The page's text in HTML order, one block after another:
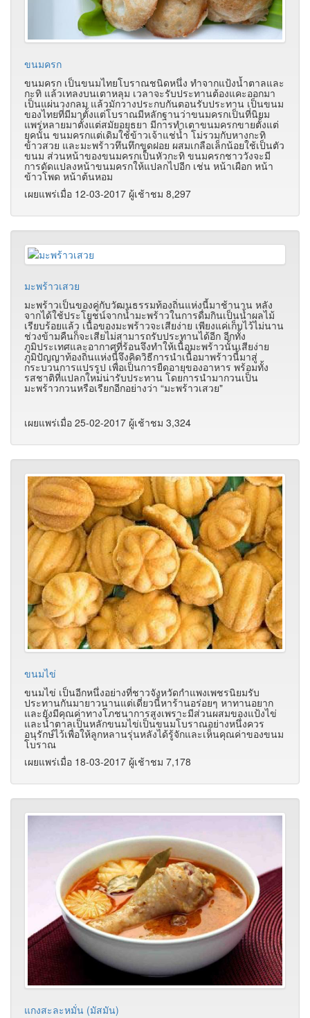
ขนมครก
ขนมครก เป็นขนมไทยโบราณชนิดหนึ่ง ทำจากแป้งน้ำตาลและ
กะทิ แล้วเทลงบนเตาหลุม เวลาจะรับประทานต้องแคะออกมา
เป็นแผ่นวงกลม แล้วมักวางประกบกันตอนรับประทาน เป็นขนม
ของไทยที่มีมาตั้งแต่โบราณมีหลักฐานว่าขนมครกเป็นที่นิยม
แพร่หลายมาตั้งแต่สมัยอยุธยา มีการทำเตาขนมครกขายตั้งแต่
ยุคนั้น ขนมครกแต่เดิมใช้ข้าวเจ้าแช่น้ำ โม่รวมกับหางกะทิ
ข้าวสวย และมะพร้าวทึนทึกขูดฝอย ผสมเกลือเล็กน้อยใช้เป็นตัว
ขนม ส่วนหน้าของขนมครกเป็นหัวกะทิ ขนมครกชาววังจะมี
การดัดแปลงหน้าขนมครกให้แปลกไปอีก เช่น หน้าเผือก หน้า
ข้าวโพด หน้าต้นหอม
เผยแพร่เมื่อ 12-03-2017 ผู้เช้าชม 8,297
มะพร้าวเสวย
มะพร้าวเป็นของคู่กับวัฒนธรรมท้องถิ่นแห่งนี้มาช้านาน หลัง
จากได้ใช้ประโยชน์จากน้ำมะพร้าวในการดื่มกินเป็นน้ำผลไม้
เรียบร้อยแล้ว เนื้อของมะพร้าวจะเสียง่าย เพียงแค่เก็บไว้ไม่นาน
ช่วงข้ามคืนก็จะเสียไม่สามารถรับประทานได้อีก อีกทั้ง
ภูมิประเทศและอากาศที่ร้อนจึงทำให้เนื้อมะพร้าวนั้นเสียง่าย
ภูมิปัญญาท้องถิ่นแห่งนี้จึงคิดวิธีการนำเนื้อมาพร้าวนี้มาสู่
กระบวนการแปรรูป เพื่อเป็นการยืดอายุของอาหาร พร้อมทั้ง
รสชาติที่แปลกใหม่น่ารับประทาน โดยการนำมากวนเป็น
มะพร้าวกวนหรือเรียกอีกอย่างว่า “มะพร้าวเสวย"
เผยแพร่เมื่อ 25-02-2017 ผู้เช้าชม 3,324
ขนมไข่
ขนมไข่ เป็นอีกหนึ่งอย่างที่ชาวจังหวัดกำแพงเพชรนิยมรับ
ประทานกันมายาวนานแต่เดี่ยวนี้หาร้านอร่อยๆ หาทานอยาก
และยังมีคุณค่าทางโภชนาการสูงเพราะมีส่วนผสมของแป้งไข่
และน้ำตาลเป็นหลักขนมไข่เป็นขนมโบราณอย่างหนึ่งควร
อนุรักษ์ไว้เพื่อให้ลูกหลานรุ่นหลังได้รู้จักและเห็นคุณค่าของขนม
โบราณ
เผยแพร่เมื่อ 18-03-2017 ผู้เช้าชม 7,178
แกงสะละหมั่น (มัสมัน)